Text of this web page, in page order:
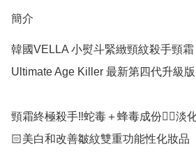
簡介
韓國VELLA 小熨斗緊緻頸紋殺手頸
Ultimate Age Killer 最新第四代升級版
頸霜終極殺手‼️蛇毒＋蜂毒成份👉🏻淡
🏻美白和改善皺紋雙重功能性化妝品